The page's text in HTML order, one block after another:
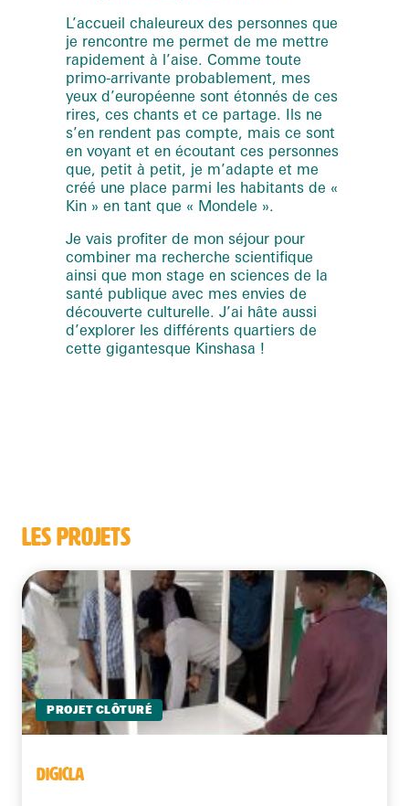
L’accueil chaleureux des personnes que
je rencontre me permet de me mettre
rapidement à l’aise. Comme toute
primo-arrivante probablement, mes
yeux d’européenne sont étonnés de ces
rires, ces chants et ce partage. Ils ne
s’en rendent pas compte, mais ce sont
en voyant et en écoutant ces personnes
que, petit à petit, je m’adapte et me
créé une place parmi les habitants de «
Kin » en tant que « Mondele ».
Je vais profiter de mon séjour pour
combiner ma recherche scientifique
ainsi que mon stage en sciences de la
santé publique avec mes envies de
découverte culturelle. J’ai hâte aussi
d’explorer les différents quartiers de
cette gigantesque Kinshasa !
LES PROJETS
PROJET CLÔTURÉ
DIGICLA